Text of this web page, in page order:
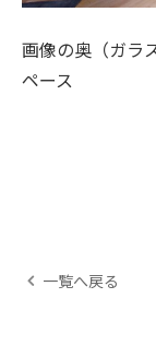
画像の奥（ガラ
ペース
一覧へ戻る